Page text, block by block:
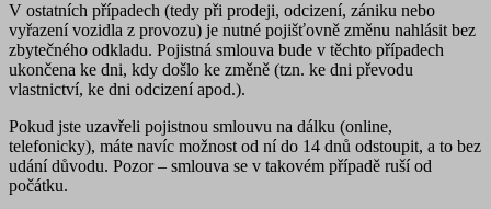
V ostatních případech (tedy při prodeji, odcizení, zániku nebo
vyřazení vozidla z provozu) je nutné pojišťovně změnu nahlásit bez
zbytečného odkladu. Pojistná smlouva bude v těchto případech
ukončena ke dni, kdy došlo ke změně (tzn. ke dni převodu
vlastnictví, ke dni odcizení apod.).
Pokud jste uzavřeli pojistnou smlouvu na dálku (online,
telefonicky), máte navíc možnost od ní do 14 dnů odstoupit, a to bez
udání důvodu. Pozor – smlouva se v takovém případě ruší od
počátku.